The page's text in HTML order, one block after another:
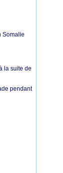
Somalie
la suite de
pendant